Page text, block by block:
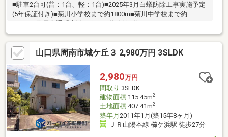
■駐車2台可(普：1台、軽：1台)■2025年3月白蟻防除工事実施予定
(5年保証付き)■菊川小学校まで約1800m■菊川中学校まで約
山口県周南市城ケ丘３ 2,980万円 3SLDK
2,980万円
間取り 3SLDK
建物面積115.45m2
土地面積407.41m2
築年月 2011年1月(築15年8ヶ月)
ＪＲ山陽本線 櫛ケ浜駅 徒歩27分